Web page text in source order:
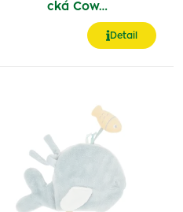
cká Cow…
Detail